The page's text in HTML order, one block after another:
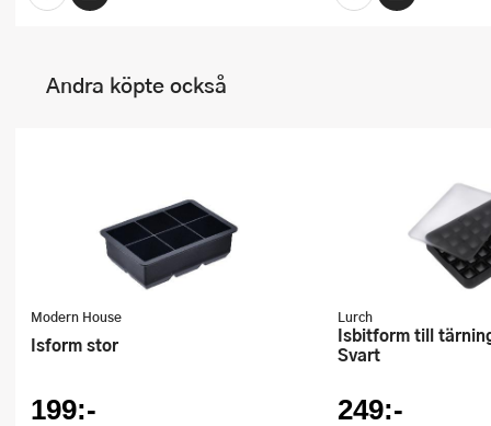
Andra köpte också
Modern House
Isform stor
199:-
Lurch
Isbitform till tärningar 2x2 cm
Svart
249:-